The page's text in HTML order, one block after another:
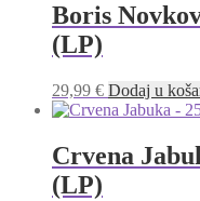
Boris
(LP)
29,99 € Dodaj u
Crvena
(LP)